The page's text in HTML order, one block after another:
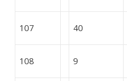
107 40
108 9